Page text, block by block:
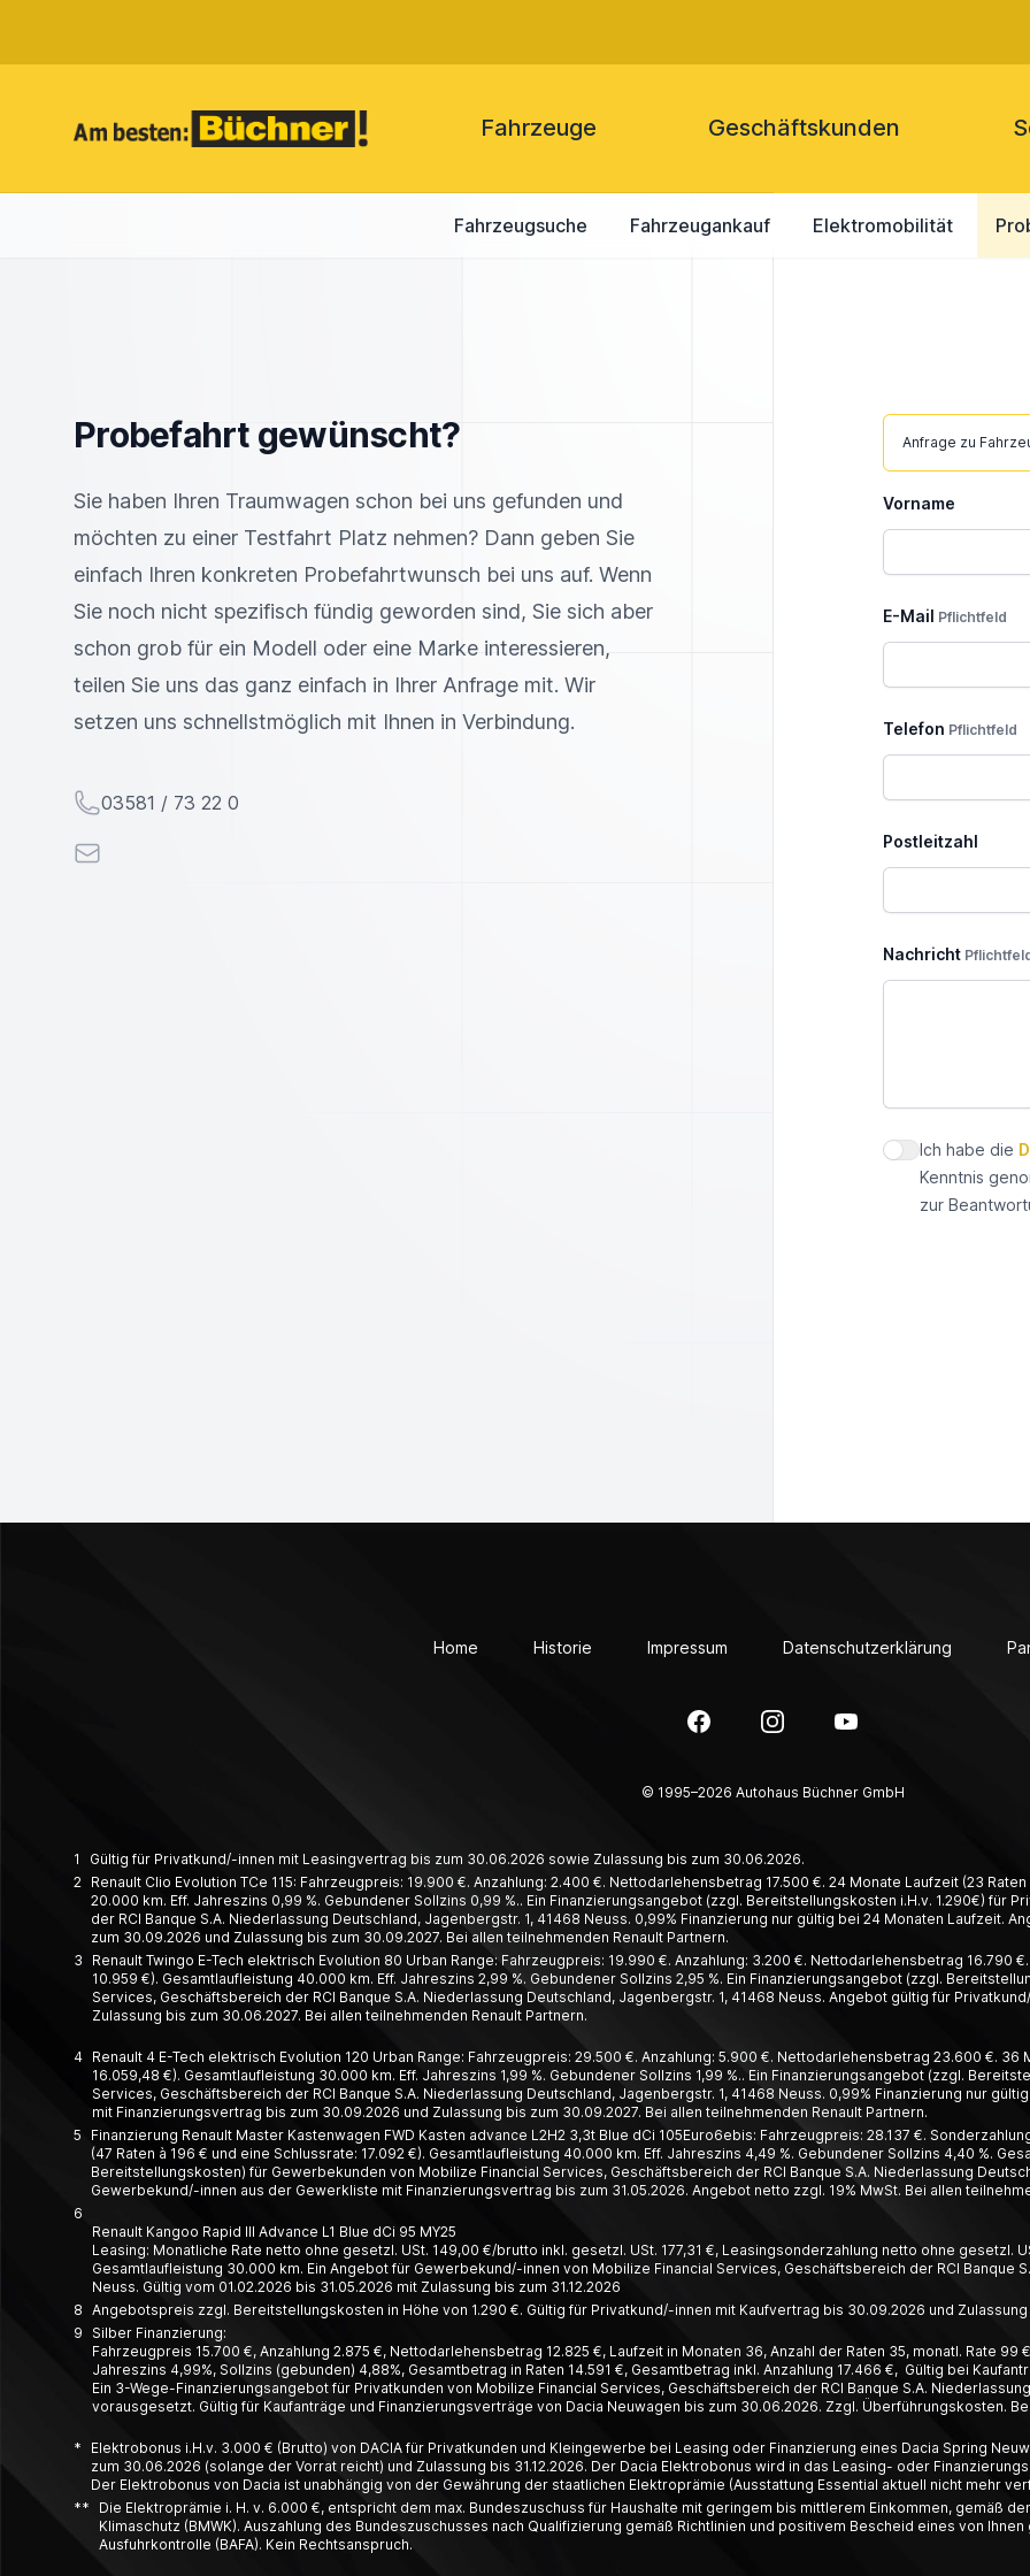
Fahrzeuge Geschäftskunden
Fahrzeugsuche Fahrzeugankauf Elektromobilität
Probefahrt gewünscht?
Sie haben Ihren Traumwagen schon bei uns gefunden und
möchten zu einer Testfahrt Platz nehmen? Dann geben Sie
einfach Ihren konkreten Probefahrtwunsch bei uns auf. Wenn
Sie noch nicht spezifisch fündig geworden sind, Sie sich aber
schon grob für ein Modell oder eine Marke interessieren,
teilen Sie uns das ganz einfach in Ihrer Anfrage mit. Wir
setzen uns schnellstmöglich mit Ihnen in Verbindung.
Telefon
03581 / 73 22 0
E-Mail
Anfrage zu
Vorname
E-Mail Pflichtfeld
Telefon Pflichtfeld
Postleitzahl
Nachricht
Datenschutz
Ich habe die
Kenntnis
zur
Home Historie Impressum Datenschutzerklärung
FacebookInstagramYouTube
© 1995–2026 Autohaus Büchner GmbH
1
Gültig für Privatkund/-innen mit Leasingvertrag bis zum 30.06.2026 sowie Zulassung bis zum 30.06.2026.
2 Renault Clio Evolution TCe 115: Fahrzeugpreis: 19.900 €. Anzahlung: 2.400 €. Nettodarlehensbetrag 17.500 €. 24 Monate Laufzeit (23
20.000 km. Eff. Jahreszins 0,99 %. Gebundener Sollzins 0,99 %.. Ein Finanzierungsangebot (zzgl. Bereitstellungskosten i.H.v. 1.290€) für
der RCI Banque S.A. Niederlassung Deutschland, Jagenbergstr. 1, 41468 Neuss. 0,99% Finanzierung nur gültig bei 24 Monaten Laufzeit.
zum 30.09.2026 und Zulassung bis zum 30.09.2027. Bei allen teilnehmenden Renault Partnern.
3
Renault Twingo E-Tech elektrisch Evolution 80 Urban Range: Fahrzeugpreis: 19.990 €. Anzahlung: 3.200 €. Nettodarlehensbetrag 16.790
10.959 €). Gesamtlaufleistung 40.000 km. Eff. Jahreszins 2,99 %. Gebundener Sollzins 2,95 %. Ein Finanzierungsangebot (zzgl.
Services, Geschäftsbereich der RCI Banque S.A. Niederlassung Deutschland, Jagenbergstr. 1, 41468 Neuss. Angebot gültig für
Zulassung bis zum 30.06.2027. Bei allen teilnehmenden Renault Partnern.
4 Renault 4 E-Tech elektrisch Evolution 120 Urban Range: Fahrzeugpreis: 29.500 €. Anzahlung: 5.900 €. Nettodarlehensbetrag 23.600 €. 36
16.059,48 €). Gesamtlaufleistung 30.000 km. Eff. Jahreszins 1,99 %. Gebundener Sollzins 1,99 %.. Ein Finanzierungsangebot (zzgl.
Services, Geschäftsbereich der RCI Banque S.A. Niederlassung Deutschland, Jagenbergstr. 1, 41468 Neuss. 0,99% Finanzierung nur
mit Finanzierungsvertrag bis zum 30.09.2026 und Zulassung bis zum 30.09.2027. Bei allen teilnehmenden Renault Partnern.
5
Finanzierung Renault Master Kastenwagen FWD Kasten advance L2H2 3,3t Blue dCi 105Euro6ebis: Fahrzeugpreis: 28.137 €.
(47 Raten à 196 € und eine Schlussrate: 17.092 €). Gesamtlaufleistung 40.000 km. Eff. Jahreszins 4,49 %. Gebundener Sollzins 4,40 %.
Bereitstellungskosten) für Gewerbekunden von Mobilize Financial Services, Geschäftsbereich der RCI Banque S.A. Niederlassung
Gewerbekund/-innen aus der Gewerkliste mit Finanzierungsvertrag bis zum 31.05.2026. Angebot netto zzgl. 19% MwSt. Bei allen
6
Renault Kangoo Rapid III Advance L1 Blue dCi 95 MY25
Leasing: Monatliche Rate netto ohne gesetzl. USt. 149,00 €/brutto inkl. gesetzl. USt. 177,31 €, Leasing­­sonder­zahlung netto ohne gesetzl.
Gesamt­laufleistung 30.000 km. Ein Angebot für Gewerbe­kund/-innen von Mobilize Financial Services, Geschäfts­bereich der RCI Banque
Neuss. Gültig vom 01.02.2026 bis 31.05.2026 mit Zulassung bis zum 31.12.2026
8 Angebotspreis zzgl. Bereitstellungskosten in Höhe von 1.290 €. Gültig für Privatkund/-innen mit Kaufvertrag bis 30.09.2026 und
9
Silber Finanzierung:
Fahrzeugpreis 15.700 €, Anzahlung 2.875 €, Nettodarlehensbetrag 12.825 €, Laufzeit in Monaten 36, Anzahl der Raten 35, monatl. Rate 99
Jahreszins 4,99%, Sollzins (gebunden) 4,88%, Gesamtbetrag in Raten 14.591 €, Gesamtbetrag inkl. Anzahlung 17.466 €, Gültig bei
Ein 3-Wege-Finanzierungsangebot für Privatkunden von Mobilize Financial Services, Geschäftsbereich der RCI Banque S.A.
vorausgesetzt. Gültig für Kaufanträge und Finanzierungsverträge von Dacia Neuwagen bis zum 30.06.2026. Zzgl. Überführungskosten.
*
Elektrobonus i.H.v. 3.000 € (Brutto) von DACIA für Privatkunden und Kleingewerbe bei Leasing oder Finanzierung eines Dacia Spring
zum 30.06.2026 (solange der Vorrat reicht) und Zulassung bis 31.12.2026. Der Dacia Elektrobonus wird in das Leasing- oder
Der Elektrobonus von Dacia ist unabhängig von der Gewährung der staatlichen Elektroprämie (Ausstattung Essential aktuell nicht mehr
**
Die Elektroprämie i. H. v. 6.000 €, entspricht dem max. Bundeszuschuss für Haushalte mit geringem bis mittlerem Einkommen, gemäß
Klimaschutz (BMWK). Auszahlung des Bundeszuschusses nach Qualifizierung gemäß Richtlinien und positivem Bescheid eines von
Ausfuhrkontrolle (BAFA). Kein Rechtsanspruch.